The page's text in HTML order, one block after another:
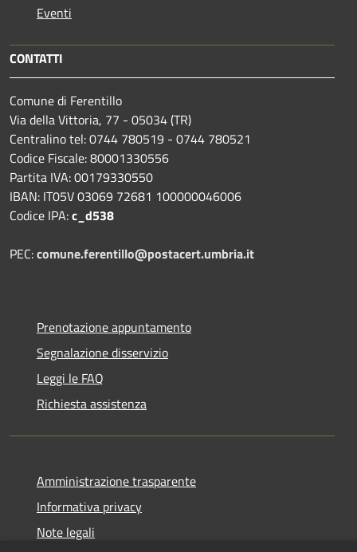
Eventi
CONTATTI
Comune di Ferentillo
Via della Vittoria, 77 - 05034 (TR)
Centralino tel: 0744 780519 - 0744 780521
Codice Fiscale: 80001330556
Partita IVA: 00179330550
IBAN: IT05V 03069 72681 100000046006
Codice IPA:c_d538
PEC:comune.ferentillo@postacert.umbria.it
Prenotazione appuntamento
Segnalazione disservizio
Leggi le FAQ
Richiesta assistenza
Amministrazione trasparente
Informativa privacy
Note legali